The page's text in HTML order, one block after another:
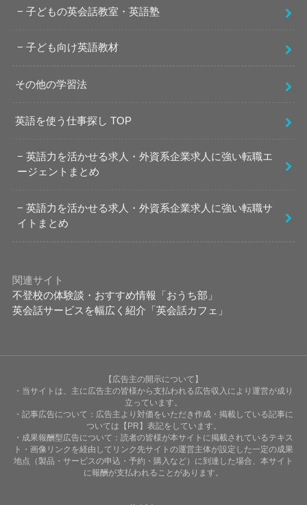
子どもの英会話教室・英語塾
子ども向け英語教材
その他の学習法
英語を使う仕事探し TOP
英語力を活かせる求人・外資系企業求人に強い転職エ
ージェントまとめ
英語力を活かせる求人・外資系企業求人に強い転職サ
イトまとめ
関連サイト
不登校の体験談・おすすめ情報「おうち部」
英会話サービスを幅広く紹介「英会話カフェ」
【広告主の開示について】
・当サイトは、主に広告主の皆様から支払われる広告収入により運営が成り
立っています。
・記事広告について：広告主より対価をいただき作成・掲載している記事に
ついては【PR】表記をしています。
・成果報酬型広告について：読者の皆様が本サイトに掲載されているテキス
ト・画像リンクを経由してリンク先サイトの運営主体が設定した一定の成果
地点（製品・サービスの申込・予約・購入など）に到達した場合、本サイト
に報酬が支払われることがあります。